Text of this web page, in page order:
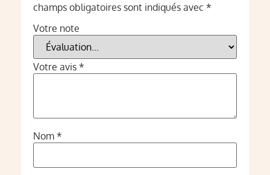
champs obligatoires sont indiqués avec *
Votre note
Votre avis *
Nom *